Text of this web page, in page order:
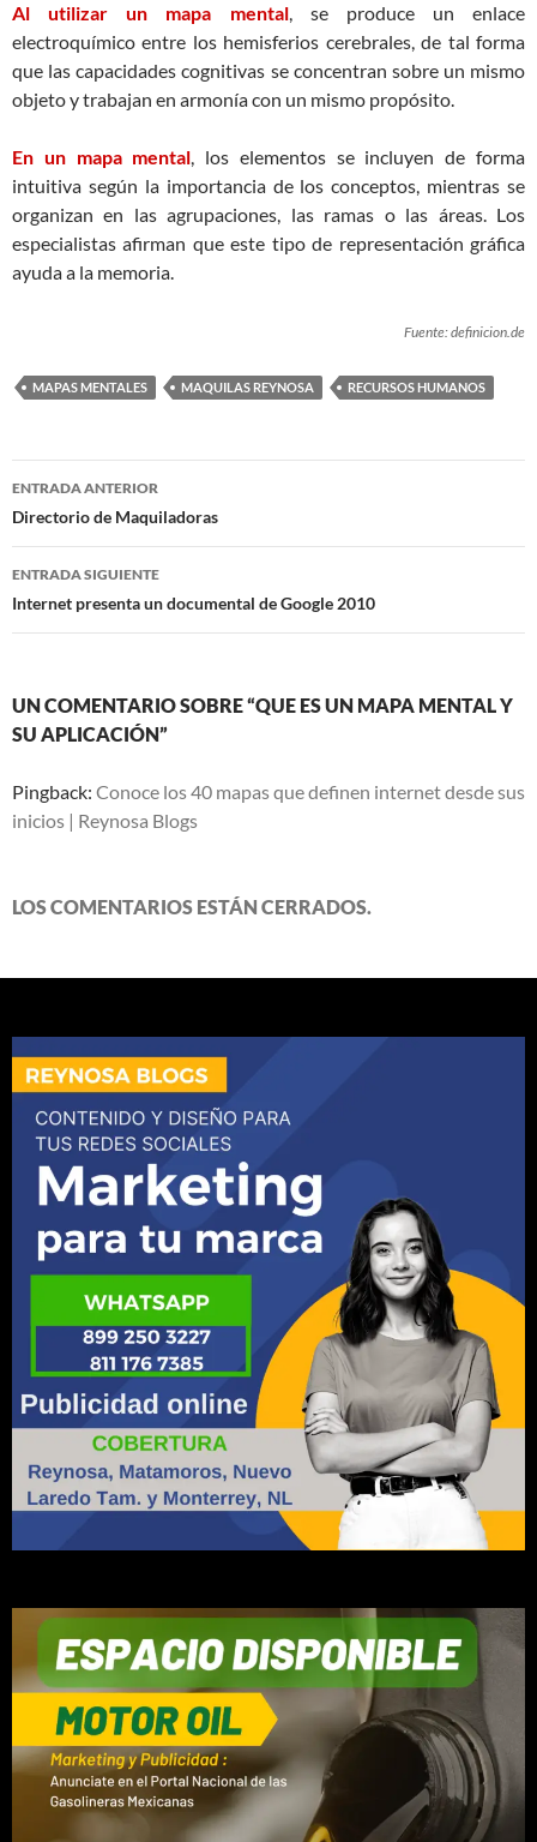
Al utilizar un mapa mental, se produce un enlace
electroquímico entre los hemisferios cerebrales, de tal forma
que las capacidades cognitivas se concentran sobre un mismo
objeto y trabajan en armonía con un mismo propósito.
En un mapa mental, los elementos se incluyen de forma
intuitiva según la importancia de los conceptos, mientras se
organizan en las agrupaciones, las ramas o las áreas. Los
especialistas afirman que este tipo de representación gráfica
ayuda a la memoria.
Fuente: definicion.de
MAPAS MENTALES MAQUILAS REYNOSA RECURSOS HUMANOS
Navegación
de
entradas
ENTRADA ANTERIOR
Directorio de Maquiladoras
ENTRADA SIGUIENTE
Internet presenta un documental de Google 2010
UN COMENTARIO SOBRE “QUE ES UN MAPA MENTAL Y
SU APLICACIÓN”
Pingback: Conoce los 40 mapas que definen internet desde sus
inicios | Reynosa Blogs
LOS COMENTARIOS ESTÁN CERRADOS.